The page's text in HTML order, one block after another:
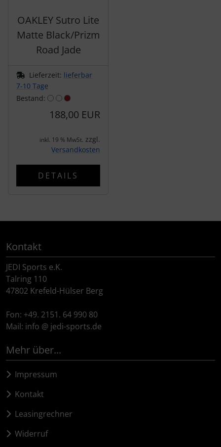
OAKLEY Sutro Lite
Matte Black/Prizm
Road Jade
Lieferzeit: lieferbar
7-10 Tage
Bestand:
188,00 EUR
inkl. 19 % MwSt. zzgl.
Versandkosten
DETAILS
Kontakt
JEDI Sports e.K.
Talring 110
47802 Krefeld-Hülser Berg
Fon: +49. 2151. 64 990 80
Mail: info @ jedi-sports.de
Mehr über...
Impressum
Kontakt
Leasingrechner
Widerruf
Wahoo
WOLFPACK